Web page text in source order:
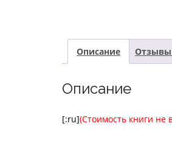
Описание Отзывы
Описание
[:ru](Стоимость книги не